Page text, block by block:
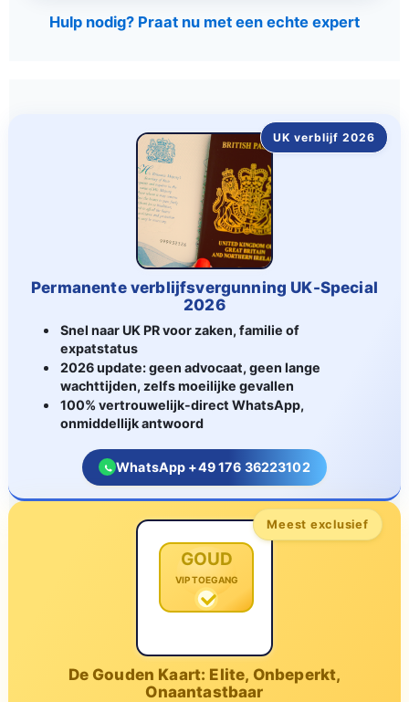
Hulp nodig? Praat nu met een echte expert
UK verblijf 2026
Permanente verblijfsvergunning UK-Special
2026
Snel naar UK PR voor zaken, familie of
expatstatus
2026 update: geen advocaat, geen lange
wachttijden, zelfs moeilijke gevallen
100% vertrouwelijk-direct WhatsApp,
onmiddellijk antwoord
WhatsApp +49 176 36223102
Meest exclusief
GOUD
VIP TOEGANG
De Gouden Kaart: Elite, Onbeperkt,
Onaantastbaar